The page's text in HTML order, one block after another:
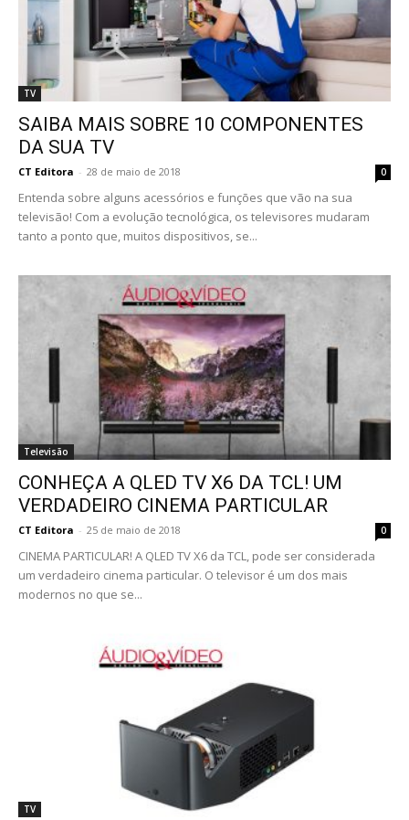
TV
SAIBA MAIS SOBRE 10 COMPONENTES
DA SUA TV
CT Editora - 28 de maio de 2018 0
Entenda sobre alguns acessórios e funções que vão na sua
televisão! Com a evolução tecnológica, os televisores mudaram
tanto a ponto que, muitos dispositivos, se...
Televisão
CONHEÇA A QLED TV X6 DA TCL! UM
VERDADEIRO CINEMA PARTICULAR
CT Editora - 25 de maio de 2018 0
CINEMA PARTICULAR! A QLED TV X6 da TCL, pode ser considerada
um verdadeiro cinema particular. O televisor é um dos mais
modernos no que se...
TV